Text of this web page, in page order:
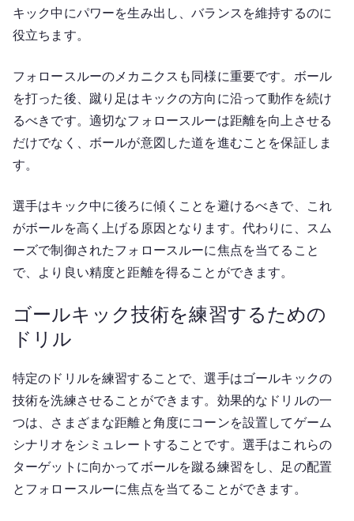
キック中にパワーを生み出し、バランスを維持するのに
役立ちます。
フォロースルーのメカニクスも同様に重要です。ボール
を打った後、蹴り足はキックの方向に沿って動作を続け
るべきです。適切なフォロースルーは距離を向上させる
だけでなく、ボールが意図した道を進むことを保証しま
す。
選手はキック中に後ろに傾くことを避けるべきで、これ
がボールを高く上げる原因となります。代わりに、スム
ーズで制御されたフォロースルーに焦点を当てること
で、より良い精度と距離を得ることができます。
ゴールキック技術を練習するための
ドリル
特定のドリルを練習することで、選手はゴールキックの
技術を洗練させることができます。効果的なドリルの一
つは、さまざまな距離と角度にコーンを設置してゲーム
シナリオをシミュレートすることです。選手はこれらの
ターゲットに向かってボールを蹴る練習をし、足の配置
とフォロースルーに焦点を当てることができます。